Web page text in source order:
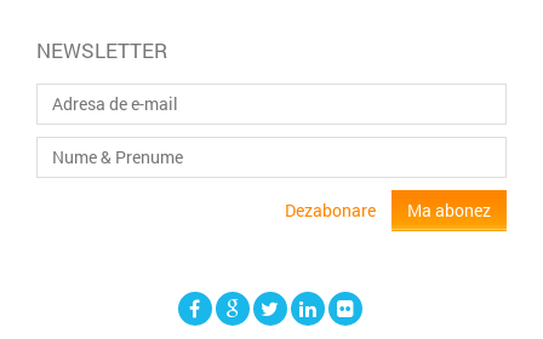
NEWSLETTER
Ma abonez
Dezabonare